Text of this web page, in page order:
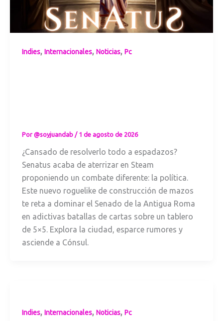
Indies, Internacionales, Noticias, Pc
Por@soyjuandab / 1 de agosto de 2026
¿Cansado de resolverlo todo a espadazos?
Senatus acaba de aterrizar en Steam
proponiendo un combate diferente: la política.
Este nuevo roguelike de construcción de mazos
te reta a dominar el Senado de la Antigua Roma
en adictivas batallas de cartas sobre un tablero
de 5×5. Explora la ciudad, esparce rumores y
asciende a Cónsul.
Indies, Internacionales, Noticias, Pc